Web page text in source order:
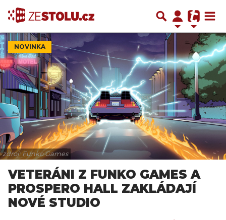
NOVINKA
zdroj: Funko Games
VETERÁNI Z FUNKO GAMES A
PROSPERO HALL ZAKLÁDAJÍ
NOVÉ STUDIO